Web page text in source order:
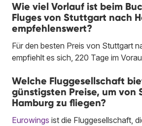
Wie viel Vorlauf ist beim
Fluges von Stuttgart nach
empfehlenswert?
Für den besten Preis von Stuttgart
empfiehlt es sich, 220 Tage im
Welche Fluggesellschaft
günstigsten Preise, um von
Hamburg zu fliegen?
Eurowings ist die Fluggesellschaft,